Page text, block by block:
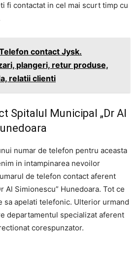
fi contactat in cel mai scurt timp cu
contact Jysk.
plangeri, retur produse,
relatii clienti
Spitalul Municipal „Dr Al
numar de telefon pentru aceasta
in intampinarea nevoilor
de telefon contact aferent
Al Simionescu” Hunedoara. Tot ce
sa apelati telefonic. Ulterior urmand
departamentul specializat aferent
corespunzator.